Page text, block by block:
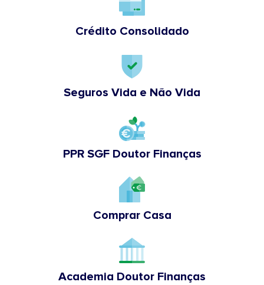
Crédito Consolidado
Seguros Vida e Não Vida
PPR SGF Doutor Finanças
Comprar Casa
Academia Doutor Finanças